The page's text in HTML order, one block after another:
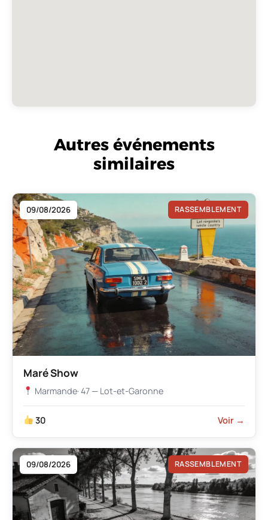
Autres événements
similaires
09/08/2026 RASSEMBLEMENT
Maré Show
Marmande· 47 — Lot-et-Garonne
30 Voir →
09/08/2026 RASSEMBLEMENT